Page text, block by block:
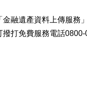
金融遺產資料上傳服務 」
撥打免費服務電話0800-